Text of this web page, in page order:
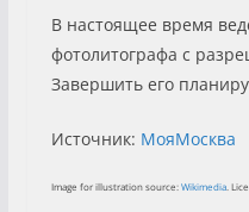
В настоящее время
фотолитографа с
Завершить его
Источник: МояМосква
Image for illustration source:Wikimedia.